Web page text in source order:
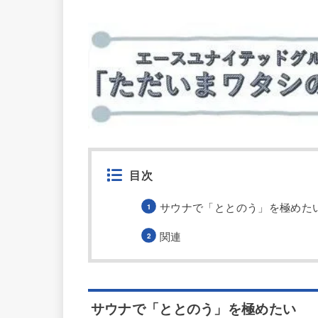
目次
サウナで「ととのう」を極めた
関連
サウナで「ととのう」を極めたい